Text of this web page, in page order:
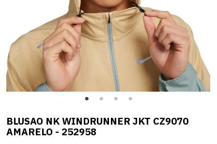
BLUSAO NK WINDRUNNER JKT CZ9070
AMARELO - 252958